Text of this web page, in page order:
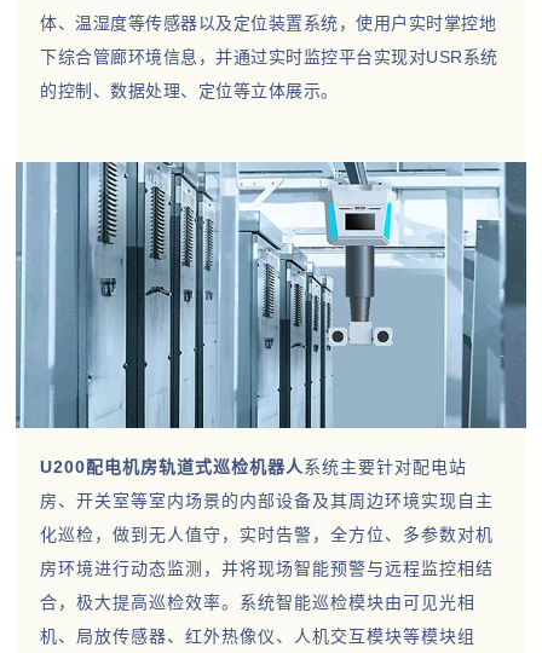
体、温湿度等传感器以及定位装置系统，使用户实时掌控地
下综合管廊环境信息，并通过实时监控平台实现对USR系统
的控制、数据处理、定位等立体展示。
U200配电机房轨道式巡检机器人系统主要针对配电站
房、开关室等室内场景的内部设备及其周边环境实现自主
化巡检，做到无人值守，实时告警，全方位、多参数对机
房环境进行动态监测，并将现场智能预警与远程监控相结
合，极大提高巡检效率。系统智能巡检模块由可见光相
机、局放传感器、红外热像仪、人机交互模块等模块组